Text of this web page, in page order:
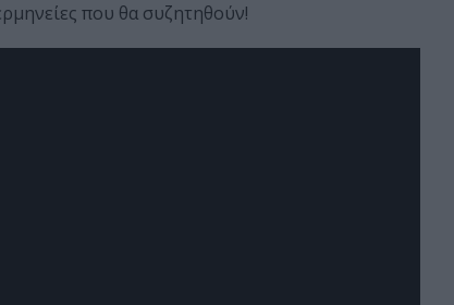
που θα συζητηθούν!